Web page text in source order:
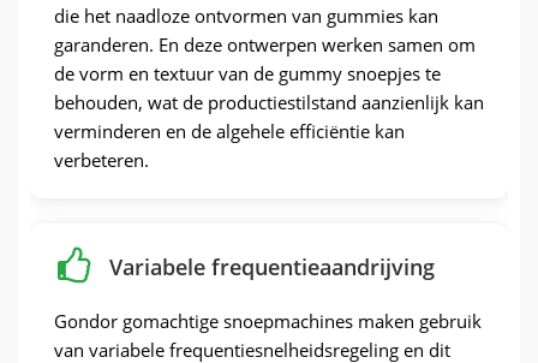
die het naadloze ontvormen van gummies kan
garanderen. En deze ontwerpen werken samen om
de vorm en textuur van de gummy snoepjes te
behouden, wat de productiestilstand aanzienlijk kan
verminderen en de algehele efficiëntie kan
verbeteren.
Variabele frequentieaandrijving
Gondor gomachtige snoepmachines maken gebruik
van variabele frequentiesnelheidsregeling en dit